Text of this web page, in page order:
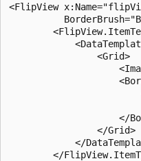
<FlipView
                <Grid>
</
                </Grid>
</
</